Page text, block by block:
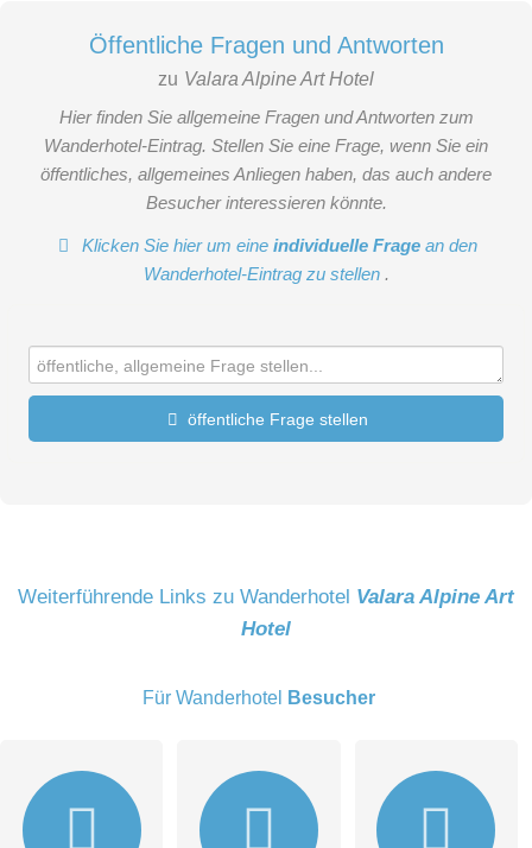
Öffentliche Fragen und Antworten
zu Valara Alpine Art Hotel
Hier finden Sie allgemeine Fragen und Antworten zum
Wanderhotel-Eintrag. Stellen Sie eine Frage, wenn Sie ein
öffentliches, allgemeines Anliegen haben, das auch andere
Besucher interessieren könnte.
Klicken Sie hier um eineindividuelle Frage an den
Wanderhotel-Eintrag zu stellen .
öffentliche Frage stellen
Weiterführende Links zu Wanderhotel Valara Alpine Art
Hotel
Für Wanderhotel Besucher